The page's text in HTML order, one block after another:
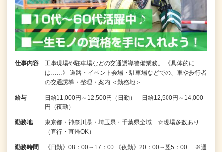
仕事内容
工事現場や駐車場などの交通誘導警備業務。 《具体的に
は……》 道路・イベント会場・駐車場などでの、車や歩行者
の交通誘導・整理・案内 ＜勤務地＞ …
給与
日給11,000円～12,500円（日勤） 日給12,500円～14,000
円（夜勤）
勤務地
東京都・神奈川県・埼玉県・千葉県全域 ☆現場多数あり
（直行・直帰OK）
勤務時間
《日勤》08：00～17：00 《夜勤》20：00～翌5：00 ※週